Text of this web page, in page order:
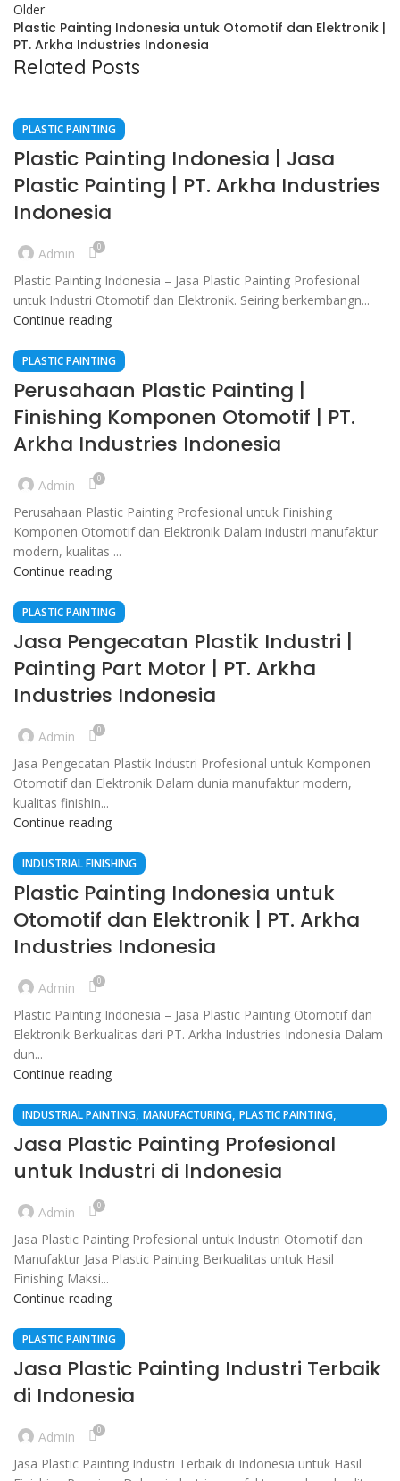
Older
Plastic Painting Indonesia untuk Otomotif dan Elektronik |
PT. Arkha Industries Indonesia
Related Posts
PLASTIC PAINTING
Plastic Painting Indonesia | Jasa
Plastic Painting | PT. Arkha Industries
Indonesia
Admin 0
Plastic Painting Indonesia – Jasa Plastic Painting Profesional
untuk Industri Otomotif dan Elektronik. Seiring berkembangn...
Continue reading
PLASTIC PAINTING
Perusahaan Plastic Painting |
Finishing Komponen Otomotif | PT.
Arkha Industries Indonesia
Admin 0
Perusahaan Plastic Painting Profesional untuk Finishing
Komponen Otomotif dan Elektronik Dalam industri manufaktur
modern, kualitas ...
Continue reading
PLASTIC PAINTING
Jasa Pengecatan Plastik Industri |
Painting Part Motor | PT. Arkha
Industries Indonesia
Admin 0
Jasa Pengecatan Plastik Industri Profesional untuk Komponen
Otomotif dan Elektronik Dalam dunia manufaktur modern,
kualitas finishin...
Continue reading
INDUSTRIAL FINISHING
Plastic Painting Indonesia untuk
Otomotif dan Elektronik | PT. Arkha
Industries Indonesia
Admin 0
Plastic Painting Indonesia – Jasa Plastic Painting Otomotif dan
Elektronik Berkualitas dari PT. Arkha Industries Indonesia Dalam
dun...
Continue reading
INDUSTRIAL PAINTING, MANUFACTURING, PLASTIC PAINTING,
SURFACE FINISHING
Jasa Plastic Painting Profesional
untuk Industri di Indonesia
Admin 0
Jasa Plastic Painting Profesional untuk Industri Otomotif dan
Manufaktur Jasa Plastic Painting Berkualitas untuk Hasil
Finishing Maksi...
Continue reading
PLASTIC PAINTING
Jasa Plastic Painting Industri Terbaik
di Indonesia
Admin 0
Jasa Plastic Painting Industri Terbaik di Indonesia untuk Hasil